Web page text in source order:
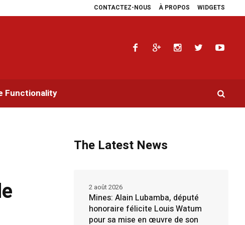
CONTACTEZ-NOUS À PROPOS WIDGETS
Sangara multiplie les plaidoyers en faveur de la RDC. Parlement panafricain
Functionality
The Latest News
Mines: Alain Lubamba, député
honoraire félicite Louis Watum
pour sa mise en œuvre de son
2 août 2026